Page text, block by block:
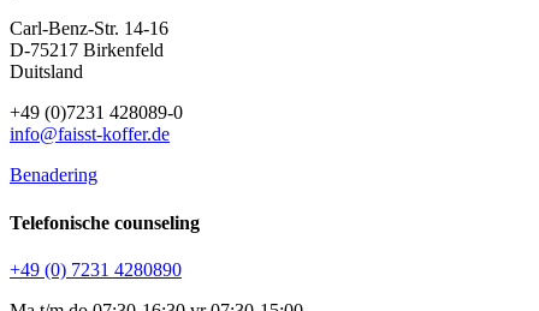
Carl-Benz-Str. 14-16
D-75217 Birkenfeld
Duitsland
+49 (0)7231 428089-0
info@faisst-koffer.de
Benadering
Telefonische counseling
+49 (0) 7231 4280890